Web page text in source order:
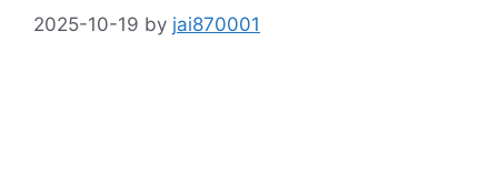
2025-10-19 by jai870001